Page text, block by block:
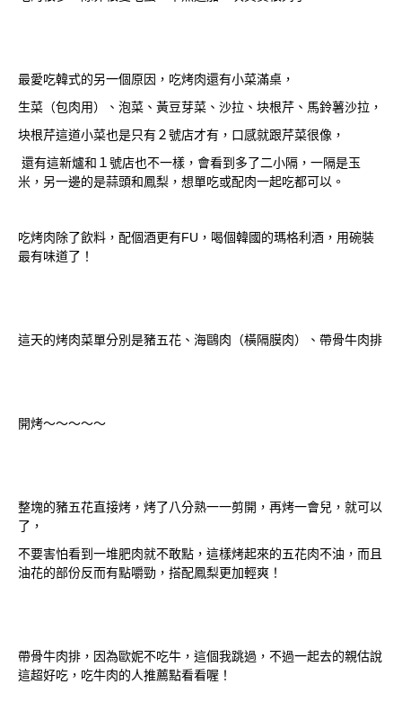
最愛吃韓式的另一個原因，吃烤肉還有小菜滿桌，
生菜（包肉用）、泡菜、黃豆芽菜、沙拉、块根芹、馬鈴薯沙拉，
块根芹這道小菜也是只有２號店才有，口感就跟芹菜很像，
還有這新爐和１號店也不一樣，會看到多了二小隔，一隔是玉
米，另一邊的是蒜頭和鳳梨， 想單吃或配肉一起吃都可以。
吃烤肉除了飲料，配個酒更有FU，喝個韓國的瑪格利酒，用碗裝
最有味道了！
這天的烤肉菜單分別是豬五花、海鷗肉（橫隔膜肉）、帶骨牛肉排
開烤～～～～～
整塊的豬五花直接烤，烤了八分熟一一剪開，再烤一會兒，就可以
了，
不要害怕看到一堆肥肉就不敢點，這樣烤起來的五花肉不油，而且
油花的部份反而有點嚼勁，搭配鳳梨更加輕爽！
帶骨牛肉排，因為歐妮不吃牛，這個我跳過，不過一起去的親估說
這超好吃，吃牛肉的人推薦點看看喔！